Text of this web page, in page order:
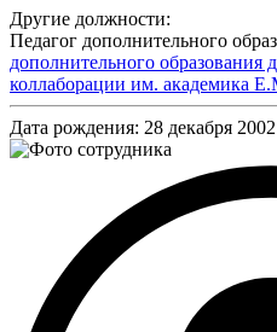
Другие должности:
Педагог дополнительного
дополнительного образования
коллаборации им. академика
Дата рождения: 28 декабря 2002